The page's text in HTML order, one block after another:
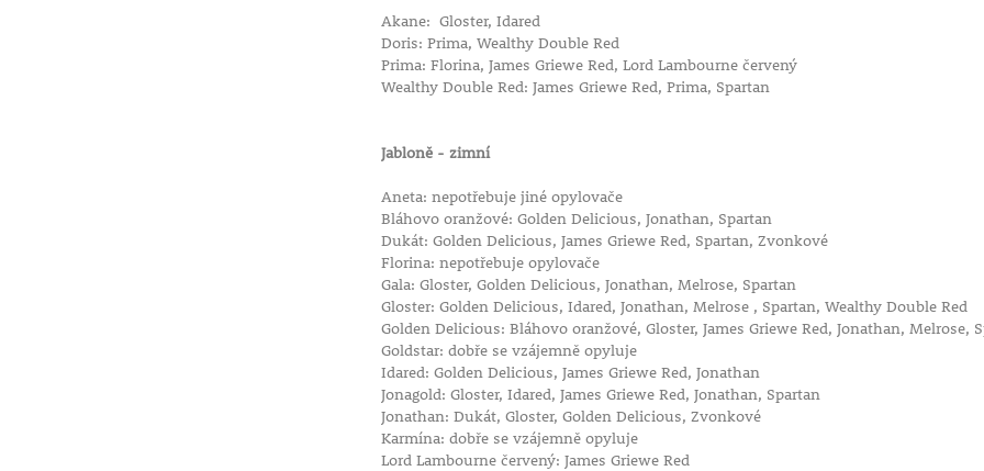
Akane: Gloster, Idared
Doris: Prima, Wealthy Double Red
Prima: Florina, James Griewe Red, Lord Lambourne červený
Wealthy Double Red: James Griewe Red, Prima, Spartan
Jabloně - zimní
Aneta: nepotřebuje jiné opylovače
Bláhovo oranžové: Golden Delicious, Jonathan, Spartan
Dukát: Golden Delicious, James Griewe Red, Spartan, Zvonkové
Florina: nepotřebuje opylovače
Gala: Gloster, Golden Delicious, Jonathan, Melrose, Spartan
Gloster: Golden Delicious, Idared, Jonathan, Melrose , Spartan, Wealthy Double Red
Golden Delicious: Bláhovo oranžové, Gloster, James Griewe Red, Jonathan, Melrose,
Goldstar: dobře se vzájemně opyluje
Idared: Golden Delicious, James Griewe Red, Jonathan
Jonagold: Gloster, Idared, James Griewe Red, Jonathan, Spartan
Jonathan: Dukát, Gloster, Golden Delicious, Zvonkové
Karmína: dobře se vzájemně opyluje
Lord Lambourne červený: James Griewe Red